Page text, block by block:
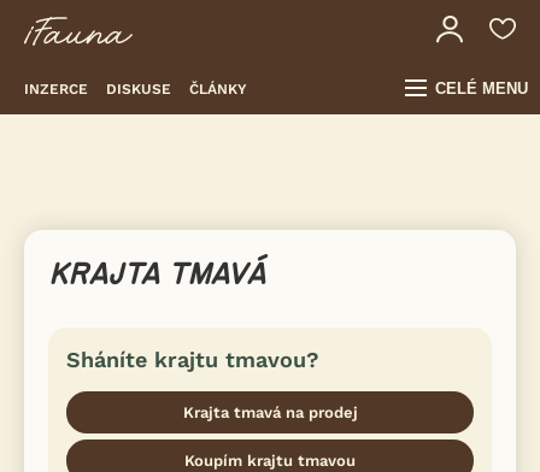
INZERCE DISKUSE ČLÁNKY CELÉ MENU
KRAJTA TMAVÁ
Sháníte krajtu tmavou?
Krajta tmavá na prodej
Koupím krajtu tmavou